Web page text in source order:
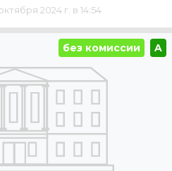
2024 г. в 14:54
без комиссии A